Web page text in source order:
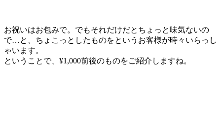
お祝いはお包みで。でもそれだけだとちょっと味気ないの
で…と、ちょこっとしたものをというお客様が時々いらっし
ゃいます。
ということで、¥1,000前後のものをご紹介しますね。